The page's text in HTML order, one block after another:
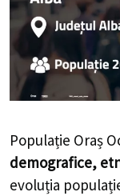
Populație Oraș
demografice,
evoluția